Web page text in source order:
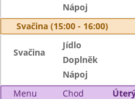
Nápoj
Svačina (15:00 - 16:00)
Svačina
Jídlo
Doplněk
Nápoj
Menu
Chod